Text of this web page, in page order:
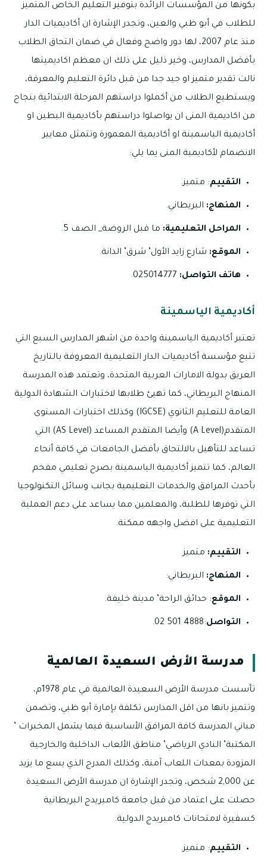
بكونها من المؤسسات الرائدة بتوفير التعليم الخاص المتميز
للطلاب في أبو ظبي والعين، وتجدر الإشارة ان أكاديميات الدار
منذ عام 2007، لها دور واضح وفعال في ضمان التحاق الطلاب
بأفضل المدارس، وخير ذليل على ذلك ان معظم اكاديميتها
نالت تقدير متميز او جيد جدا من قبل دائرة التعليم والمعرفة،
ويستطيع الطلاب من أكملوا دراستهم المرحلة الابتدائية بنجاح
من اكاديمية المنى ان يواصلوا دراستهم بأكاديمية البطين او
أكاديمية الياسمينة او أكاديمية المعمورة وتتمثل معايير
الانضمام لأكاديمية المنى يما يلي:
التقييم: متميز.
المنهاج: البريطاني.
المراحل التعليمية: ما قبل الروضة_ الصف 5.
الموقع: شارع زايد الأول’ شرق’ الدانة.
هاتف التواصل:
أكاديمية الياسمينة
تعتبر أكاديمية الياسمينة واحدة من اشهر المدارس السبع التي
تتبع مؤسسة أكاديميات الدار التعليمية المعروفة بالتاريخ
العريق بدولة الامارات العربية المتحدة، وتعتمد هذه المدرسة
المنهاج البريطاني، كما تهيئ طلابها لاختبارات الشهادة الدولية
العامة للتعليم الثانوي (IGCSE) وكذلك اختبارات المستوى
المتقدم(A Level) وأيضا المتقدم المساعد (AS Level) التي
تساعد للتأهيل بالالتحاق بأفضل الجامعات في كافة أنحاء
العالم، كما تتميز أكاديمية الياسمينة بصرح تعليمي مفخم
بأحدث المرافق والخدمات التعليمية بجانب وسائل التكنولوجيا
التي توفرها للطلبة، والمعلمين مما يساعد على دعم العملية
التعليمية على افضل واجهه ممكنة.
التقييم: متميز
المنهاج: البريطاني:
الموقع: حدائق الراحة’ مدينة خليفة.
التواصل:4888 501 02.
مدرسة الأرض السعيدة العالمية
تأسست مدرسة الأرض السعيدة العالمية في عام 1978م،
وتتميز بانها من اقل المدارس تكلفة بإمارة أبو ظبي، وتضمن
مباني المدرسة كافة المرافق الأساسية فيما يشمل المخبرات ’
المكتبة’ النادي الرياضي’ مناطق الألعاب الداخلية والخارجية
المزودة بمعدات اللعاب آمنة، وكذلك المدرج الذي يسع ما يزيد
عن 2,000 شخص، وتجدر الإشارة ان مدرسة الأرض السعيدة
حصلت على اعتماد من قبل جامعة كامبريدج البريطانية
كسفيرة لامتحانات كامبريدج الدولية.
التقييم: متميز.